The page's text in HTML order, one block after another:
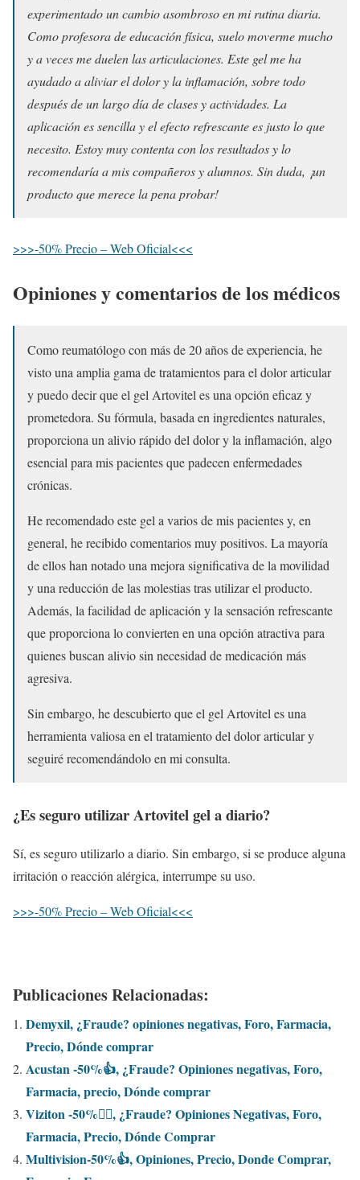
experimentado un cambio asombroso en mi rutina diaria.
Como profesora de educación física, suelo moverme mucho
y a veces me duelen las articulaciones. Este gel me ha
ayudado a aliviar el dolor y la inflamación, sobre todo
después de un largo día de clases y actividades. La
aplicación es sencilla y el efecto refrescante es justo lo que
necesito. Estoy muy contenta con los resultados y lo
recomendaría a mis compañeros y alumnos. Sin duda, ¡un
producto que merece la pena probar!
>>>-50% Precio – Web Oficial<<<
Opiniones y comentarios de los médicos
Como reumatólogo con más de 20 años de experiencia, he
visto una amplia gama de tratamientos para el dolor articular
y puedo decir que el gel Artovitel es una opción eficaz y
prometedora. Su fórmula, basada en ingredientes naturales,
proporciona un alivio rápido del dolor y la inflamación, algo
esencial para mis pacientes que padecen enfermedades
crónicas.
He recomendado este gel a varios de mis pacientes y, en
general, he recibido comentarios muy positivos. La mayoría
de ellos han notado una mejora significativa de la movilidad
y una reducción de las molestias tras utilizar el producto.
Además, la facilidad de aplicación y la sensación refrescante
que proporciona lo convierten en una opción atractiva para
quienes buscan alivio sin necesidad de medicación más
agresiva.
Sin embargo, he descubierto que el gel Artovitel es una
herramienta valiosa en el tratamiento del dolor articular y
seguiré recomendándolo en mi consulta.
¿Es seguro utilizar Artovitel gel a diario?
Sí, es seguro utilizarlo a diario. Sin embargo, si se produce alguna
irritación o reacción alérgica, interrumpe su uso.
>>>-50% Precio – Web Oficial<<<
Publicaciones Relacionadas:
Demyxil, ¿Fraude? opiniones negativas, Foro, Farmacia,
Precio, Dónde comprar
Acustan -50%👍, ¿Fraude? Opiniones negativas, Foro,
Farmacia, precio, Dónde comprar
Viziton -50%❤️‍🔥, ¿Fraude? Opiniones Negativas, Foro,
Farmacia, Precio, Dónde Comprar
Multivision-50%👍, Opiniones, Precio, Donde Comprar,